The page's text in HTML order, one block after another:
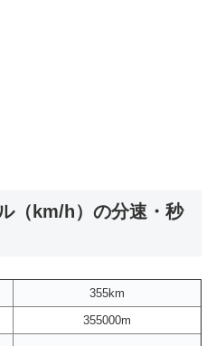
（km/h）の分速・秒
355km
355000m